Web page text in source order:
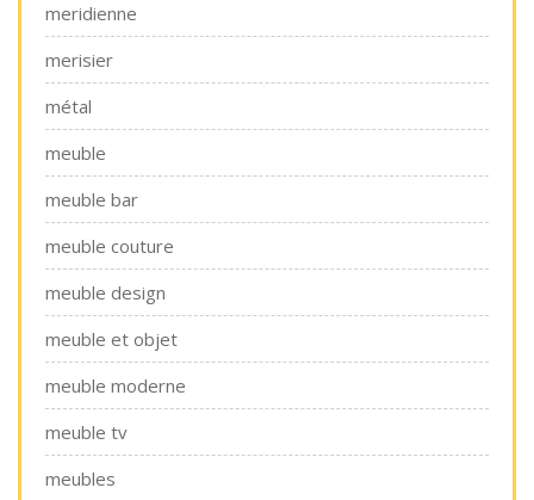
meridienne
merisier
métal
meuble
meuble bar
meuble couture
meuble design
meuble et objet
meuble moderne
meuble tv
meubles